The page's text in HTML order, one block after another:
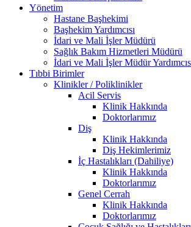
Yönetim
Hastane Başhekimi
Başhekim Yardımcısı
İdari ve Mali İşler Müdürü
Sağlık Bakım Hizmetleri Müdürü
İdari ve Mali İşler Müdür
Tıbbi Birimler
Klinikler / Poliklinikler
Acil Servis
Klinik Hakkında
Doktorlarımız
Diş
Klinik Hakkında
Diş Hekimlerimiz
İç Hastalıkları (Dahiliye)
Klinik Hakkında
Doktorlarımız
Genel Cerrah
Klinik Hakkında
Doktorlarımız